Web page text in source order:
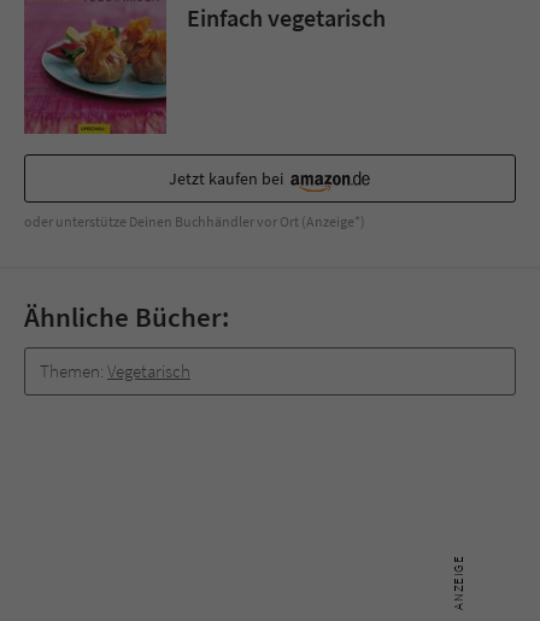
Einfach vegetarisch
Jetzt kaufen bei
oder unterstütze Deinen Buchhändler vor Ort (Anzeige*)
Ähnliche Bücher:
Themen: Vegetarisch